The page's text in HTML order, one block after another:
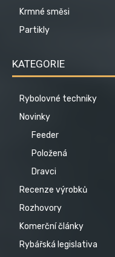
Krmné směsi
Partikly
KATEGORIE
Rybolovné techniky
Novinky
Feeder
Položená
Dravci
Recenze výrobků
Rozhovory
Komerční články
Rybářská legislativa